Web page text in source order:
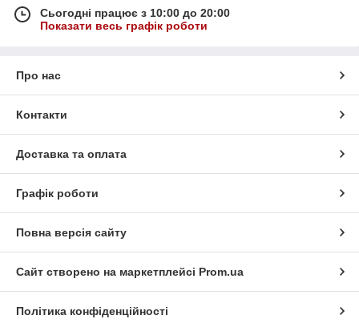
Сьогодні працює з 10:00 до 20:00
Показати весь графік роботи
Про нас
Контакти
Доставка та оплата
Графік роботи
Повна версія сайту
Сайт створено на маркетплейсі Prom.ua
Політика конфіденційності